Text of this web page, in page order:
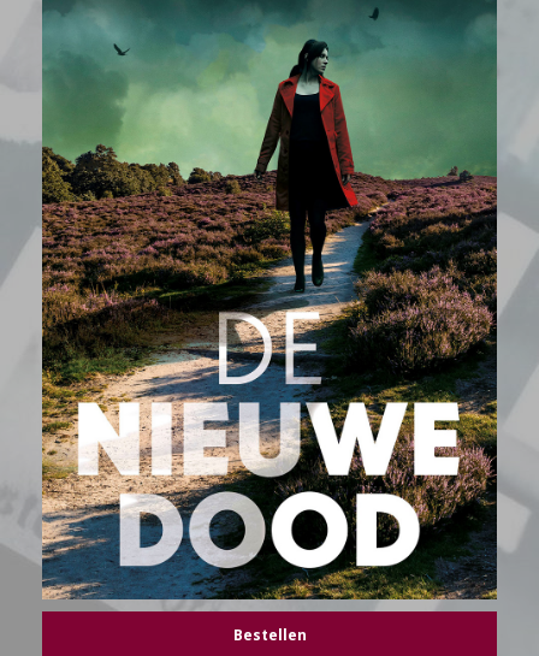
Bestellen